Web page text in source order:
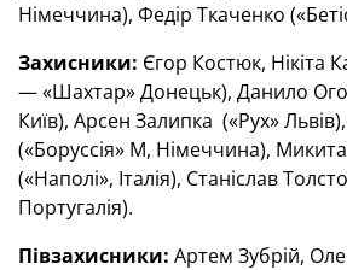
Німеччина), Федір Ткаченко
Захисники: Єгор Костюк, Нікіта
— «Шахтар» Донецьк), Данило
Київ), Арсен Залипка («Рух»
(«Боруссія» М, Німеччина),
(«Наполі», Італія), Станіслав
Португалія).
Півзахисники: Артем Зубрій,